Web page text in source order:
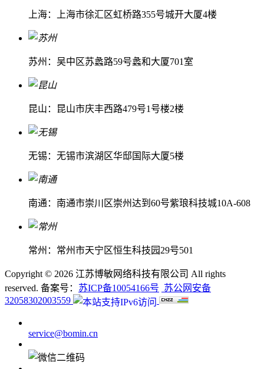
上海：上海市徐汇区虹桥路355号城开大厦4楼
苏州：吴中区苏蠡路59号蠡和大厦701室
昆山：昆山市庆丰西路479号1号楼2楼
无锡：无锡市滨湖区华邸国际大厦5楼
南通：南通市崇川区崇州达到60号紫琅科技城10A-608
常州：常州市天宁区恒生科技园29号501
Copyright © 2026 江苏博敏网络科技有限公司 All rights
reserved. 备案号： 苏ICP备10054166号 苏公网安备
32058302003559
service@bomin.cn